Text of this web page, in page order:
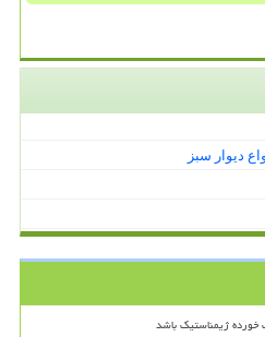
دیوار سبز
ژیمناستیک باشد